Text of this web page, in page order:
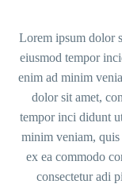
Lorem ipsum dolor
eiusmod tempor
enim ad minim
dolor sit amet,
tempor inci didunt
minim veniam,
ex ea commodo
consectetur adi